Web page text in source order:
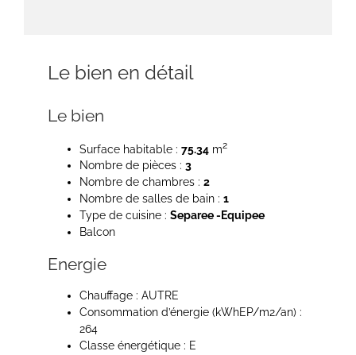
Le bien en détail
Le bien
Surface habitable : 75.34m2
Nombre de pièces : 3
Nombre de chambres : 2
Nombre de salles de bain : 1
Type de cuisine : Separee -Equipee
Balcon
Energie
Chauffage : AUTRE
Consommation d’énergie (kWhEP/m2/an) :
264
Classe énergétique : E